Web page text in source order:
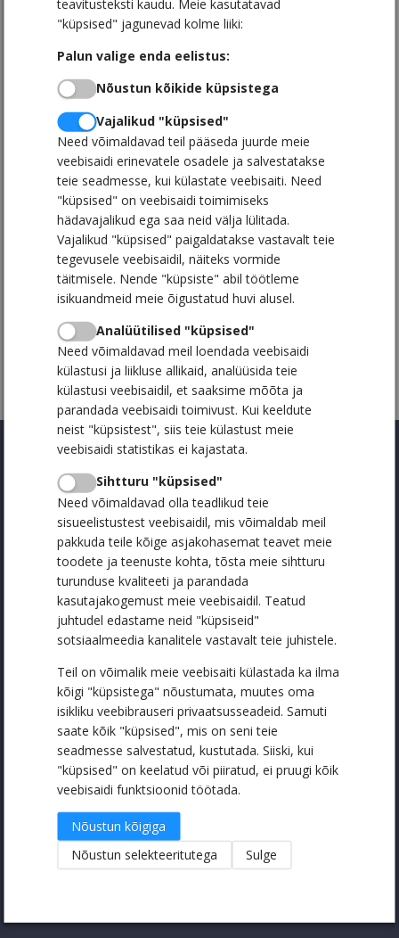
"küpsised" jagunevad kolme liiki:
Palun valige enda eelistus:
Nõustun kõikide küpsistega
Vajalikud "küpsised"
Need võimaldavad teil pääseda juurde meie
veebisaidi erinevatele osadele ja salvestatakse
teie seadmesse, kui külastate veebisaiti. Need
"küpsised" on veebisaidi toimimiseks
hädavajalikud ega saa neid välja lülitada.
Vajalikud "küpsised" paigaldatakse vastavalt teie
tegevusele veebisaidil, näiteks vormide
täitmisele. Nende "küpsiste" abil töötleme
isikuandmeid meie õigustatud huvi alusel.
Analüütilised "küpsised"
Need võimaldavad meil loendada veebisaidi
külastusi ja liikluse allikaid, analüüsida teie
külastusi veebisaidil, et saaksime mõõta ja
parandada veebisaidi toimivust. Kui keeldute
neist "küpsistest", siis teie külastust meie
veebisaidi statistikas ei kajastata.
Sihtturu "küpsised"
Need võimaldavad olla teadlikud teie
sisueelistustest veebisaidil, mis võimaldab meil
pakkuda teile kõige asjakohasemat teavet meie
toodete ja teenuste kohta, tõsta meie sihtturu
turunduse kvaliteeti ja parandada
kasutajakogemust meie veebisaidil. Teatud
juhtudel edastame neid "küpsiseid"
sotsiaalmeedia kanalitele vastavalt teie juhistele.
Teil on võimalik meie veebisaiti külastada ka ilma
kõigi "küpsistega" nõustumata, muutes oma
isikliku veebibrauseri privaatsusseadeid. Samuti
saate kõik "küpsised", mis on seni teie
seadmesse salvestatud, kustutada. Siiski, kui
"küpsised" on keelatud või piiratud, ei pruugi kõik
veebisaidi funktsioonid töötada.
Nõustun kõigiga
Nõustun selekteeritutega
Sulge
Tooted tarbijamängudeks
Tooted loosimisteks
Tooted messidele
Tooted jagamiseks töötajatele
Tooted klientidele jagamiseks
Tooted müümiseks
Uue toote turuletoomisel
Kui antud lahendustest midagi silma ei jää, siis
võta meie tiimiga ühendust ja leiame just Sulle
sobiva idee, kontaktid leiad SIIT
Kaubad, mis loovad väärtust ja tekitavad
emotsioone!
Menüü
Kontakt
Tooted
Meist
Koostööpartnerid
Wristbandfactory
TIPU.ee
Paelad.ee
Logofood.eu
Dot Holding OÜ
Reg. nr: 12828454